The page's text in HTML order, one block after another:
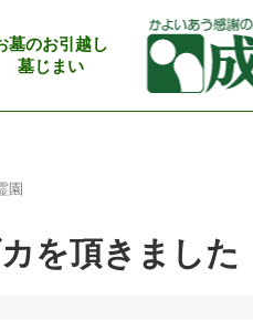
墓のお引越し
墓じまい
園
を頂きました